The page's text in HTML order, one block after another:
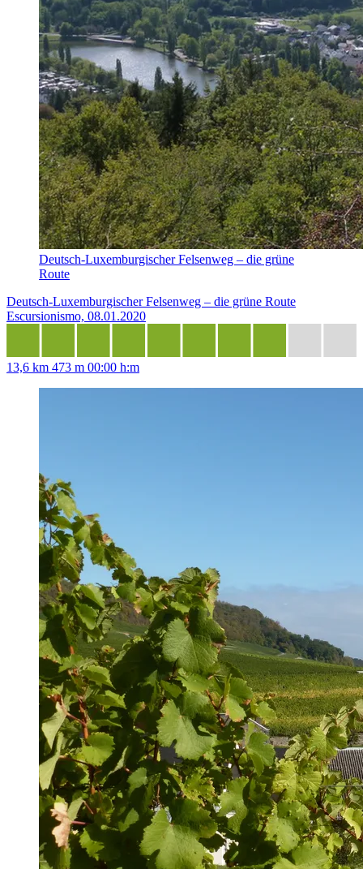
Deutsch-Luxemburgischer Felsenweg – die grüne
Route
Deutsch-Luxemburgischer Felsenweg – die grüne Route
Escursionismo, 08.01.2020
13,6 km 473 m 00:00 h:m